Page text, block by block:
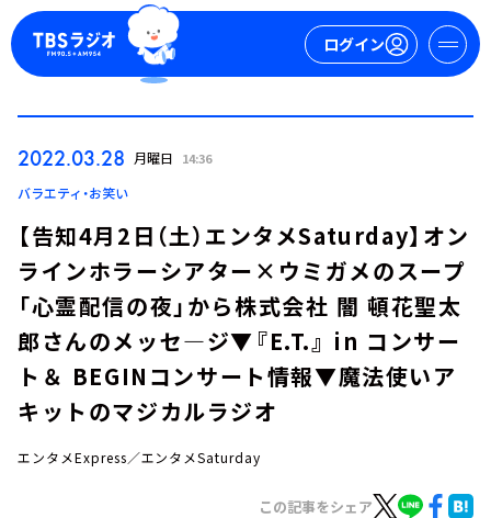
ログイン
ログイン
今日の番組表
週間番組表
トピックス
2022.03.28 月曜日 14:36
バラエティ・お笑い
【告知4月2日（土）エンタメSaturday】オン
ラインホラーシアター×ウミガメのスープ
「心霊配信の夜」から株式会社 闇 頓花聖太
郎さんのメッセ―ジ▼『E.T.』 in コンサー
ト＆ BEGINコンサート情報▼魔法使いア
キットのマジカルラジオ
エンタメExpress／エンタメSaturday
この記事をシェア